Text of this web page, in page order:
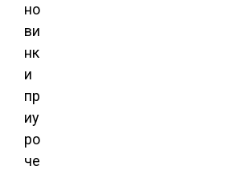
но
ви
нк
и
пр
иу
ро
че